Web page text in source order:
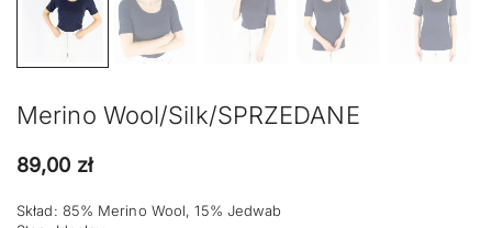
Merino Wool/Silk/SPRZEDANE
89,00 zł
Skład: 85% Merino Wool, 15% Jedwab